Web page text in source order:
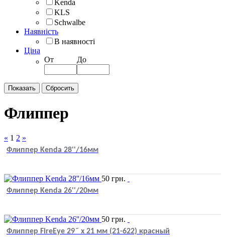
Kenda
KLS
Schwalbe
Наявність
В наявності
Ціна
От
До
Флиппер
« 1 2 »
Флиппер Kenda 28''/16мм
50 грн.
Флиппер Kenda 26''/20мм
50 грн.
Флиппер FireEye 29˝ х 21 мм (21-622) красный